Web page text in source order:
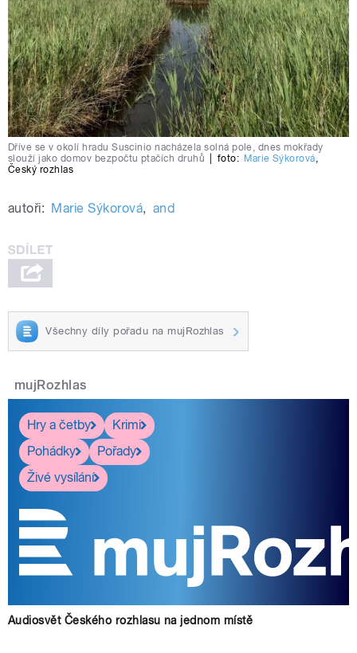
Dříve se v okolí hradu Suscinio nacházela solná pole, dnes mokřady
slouží jako domov bezpočtu ptačích druhů
foto: Marie Sýkorová,
Český rozhlas
autoři: Marie Sýkorová, and
Všechny díly pořadu na mujRozhlas
mujRozhlas
Hry a četby
Krimi
Pohádky
Pořady
Živé vysílání
Audiosvět Českého rozhlasu na jednom místě